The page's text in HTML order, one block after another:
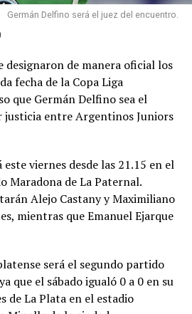
Germán Delfino será el juez del encuentro.
designaron de manera oficial los
fecha de la Copa Liga
que Germán Delfino sea el
justicia entre Argentinos Juniors
viernes desde las 21.15 en el
Maradona de La Paternal.
Alejo Castany y Maximiliano
mientras que Emanuel Ejarque
será el segundo partido
que el sábado igualó 0 a 0 en su
de La Plata en el estadio